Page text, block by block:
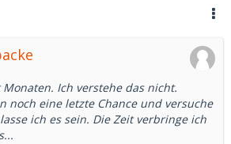
doch viele viele Stunden darin
Ich verstehe das nicht.
noch eine letzte Chance und versuche
ich es sein. Die Zeit verbringe ich